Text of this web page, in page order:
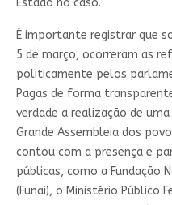
Estado no caso.
É importante registrar que
5 de março, ocorreram as
politicamente pelos
Pagas de forma
verdade a realização de uma
Grande Assembleia dos
contou com a presença e
públicas, como a Fundação
(Funai), o Ministério Público